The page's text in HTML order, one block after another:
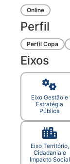
Online
Perfil
Perfil Copa
Eixos
Eixo Gestão e
Estratégia
Pública
Eixo Território,
Cidadania e
Impacto Social